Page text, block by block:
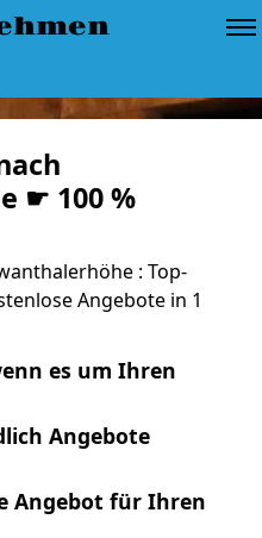
☛ 100 %
: Top-
Angebote in 1
es um Ihren
Angebote
Angebot für Ihren